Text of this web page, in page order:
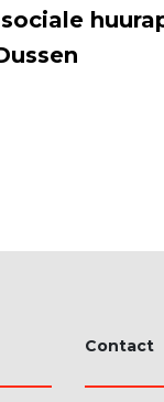
Contact